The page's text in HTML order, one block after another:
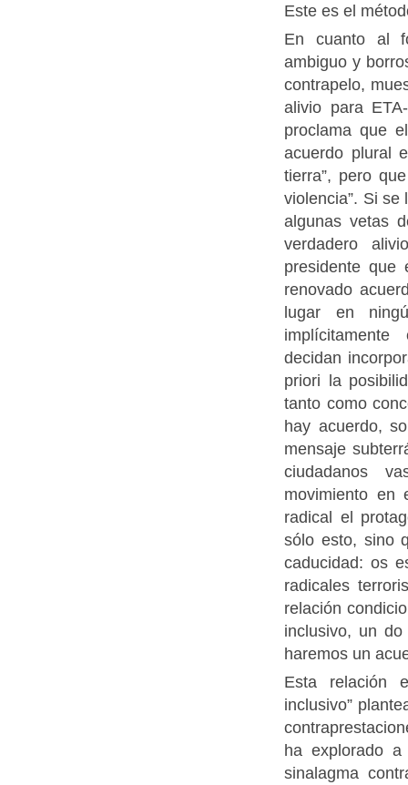
Este es el
En cuanto al
ambiguo y
contrapelo,
alivio para
proclama que
acuerdo plural
tierra”, pero
violencia”. Si
algunas vetas
verdadero
presidente que
renovado
lugar en
decidan
priori la
tanto como
hay acuerdo,
mensaje
ciudadanos
movimiento en
radical el
sólo esto, sino
caducidad: os
radicales
relación
inclusivo, un
haremos un
Esta relación
inclusivo”
ha explorado
sinalagma